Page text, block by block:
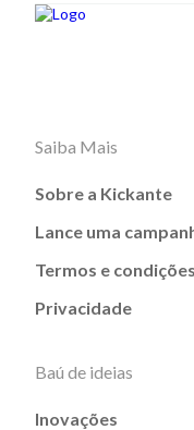
Saiba Mais
Sobre a Kickante
Lance uma
Termos e condições
Privacidade
Baú de ideias
Inovações